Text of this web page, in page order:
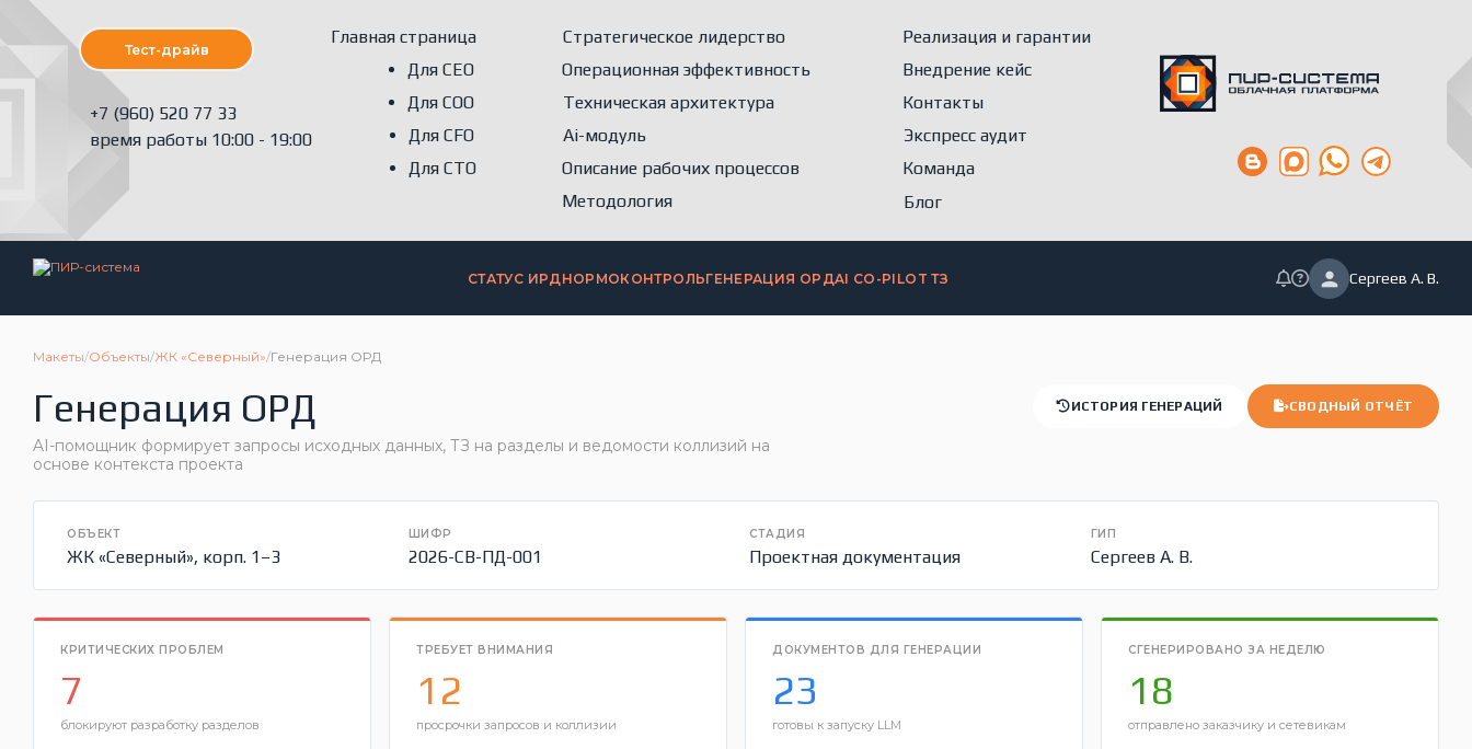
Блог
Методология
Реализация и гарантии
Ai-модуль
Контакты
Главная страница
Для СЕО
Для СOО
Для СTО
Для СFО
+7 (960) 520 77 33
время работы 10:00 - 19:00
Техническая архитектура
Операционная эффективность
Стратегическое лидерство
Внедрение кейс
Описание рабочих процессов
Экспресс аудит
Команда
Тест-драйв
СТАТУС ИРДНОРМОКОНТРОЛЬГЕНЕРАЦИЯ ОРДAI CO-PILOT ТЗ Сергеев А. В.
Макеты/Объекты/ЖК «Северный»/Генерация ОРД
Генерация ОРД
AI-помощник формирует запросы исходных данных, ТЗ на разделы и ведомости коллизий на
основе контекста проекта
ИСТОРИЯ ГЕНЕРАЦИЙ СВОДНЫЙ ОТЧЁТ
ОБЪЕКТ
ЖК «Северный», корп. 1–3
ШИФР
2026-СВ-ПД-001
СТАДИЯ
Проектная документация
ГИП
Сергеев А. В.
КРИТИЧЕСКИХ ПРОБЛЕМ
7
блокируют разработку разделов
ТРЕБУЕТ ВНИМАНИЯ
12
просрочки запросов и коллизии
ДОКУМЕНТОВ ДЛЯ ГЕНЕРАЦИИ
23
готовы к запуску LLM
СГЕНЕРИРОВАНО ЗА НЕДЕЛЮ
18
отправлено заказчику и сетевикам